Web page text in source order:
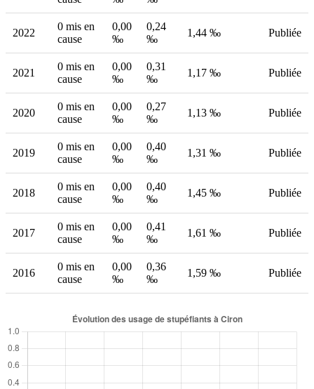
2022
0 mis en
cause
0,00
‰
0,24
‰
1,44 ‰ Publiée
2021
0 mis en
cause
0,00
‰
0,31
‰
1,17 ‰ Publiée
2020
0 mis en
cause
0,00
‰
0,27
‰
1,13 ‰ Publiée
2019
0 mis en
cause
0,00
‰
0,40
‰
1,31 ‰ Publiée
2018
0 mis en
cause
0,00
‰
0,40
‰
1,45 ‰ Publiée
2017
0 mis en
cause
0,00
‰
0,41
‰
1,61 ‰ Publiée
2016
0 mis en
cause
0,00
‰
0,36
‰
1,59 ‰ Publiée